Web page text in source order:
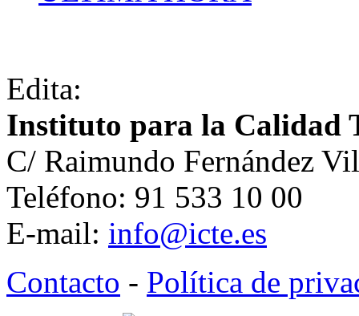
Edita:
Instituto para la Calidad
C/ Raimundo Fernández
Teléfono: 91 533 10 00
E-mail: info@icte.es
Contacto - Política de